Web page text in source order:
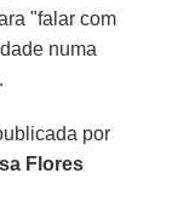
"falar com
numa
por
Flores